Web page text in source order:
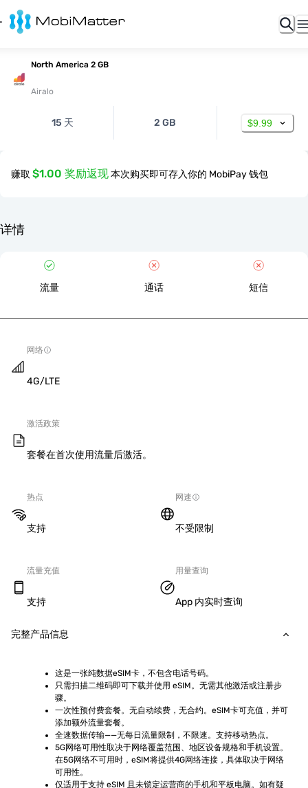
North America 2 GB
Airalo
15 天 2 GB $9.99
赚取 $1.00 奖励返现本次购买即可存入你的 MobiPay 钱包
详情
流量 通话 短信
网络
4G/LTE
激活政策
套餐在首次使用流量后激活。
热点
支持
网速
不受限制
流量充值
支持
用量查询
App 内实时查询
完整产品信息
这是一张纯数据eSIM卡，不包含电话号码。
只需扫描二维码即可下载并使用 eSIM。无需其他激活或注册步
骤。
一次性预付费套餐。无自动续费，无合约。eSIM卡可充值，并可
添加额外流量套餐。
全速数据传输——无每日流量限制，不限速。支持移动热点。
5G网络可用性取决于网络覆盖范围、地区设备规格和手机设置。
在5G网络不可用时，eSIM将提供4G网络连接，具体取决于网络
可用性。
仅适用于支持 eSIM 且未锁定运营商的手机和平板电脑。如有疑